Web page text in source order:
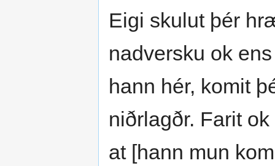
Eigi skulut þér
nadversku ok
hann hér, komit
niðrlagðr. Farit
at [hann mun